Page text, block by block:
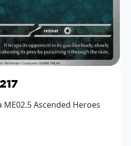
ME02.5 Ascended Heroes